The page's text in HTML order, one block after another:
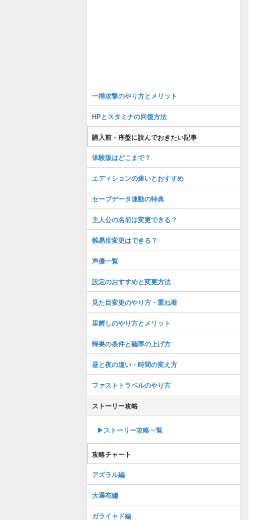
一掃攻撃のやり方とメリット
HPとスタミナの回復方法
購入前・序盤に読んでおきたい記事
体験版はどこまで？
エディションの違いとおすすめ
セーブデータ連動の特典
主人公の名前は変更できる？
難易度変更はできる？
声優一覧
設定のおすすめと変更方法
見た目変更のやり方・重ね着
里孵しのやり方とメリット
帰巣の条件と確率の上げ方
昼と夜の違い・時間の変え方
ファストトラベルのやり方
ストーリー攻略
▶︎ストーリー攻略一覧
攻略チャート
アズラル編
大瀑布編
ガライャド編